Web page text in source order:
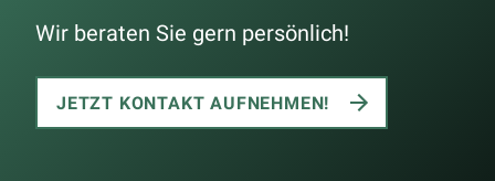
Wir beraten Sie gern persönlich!
JETZT KONTAKT AUFNEHMEN!